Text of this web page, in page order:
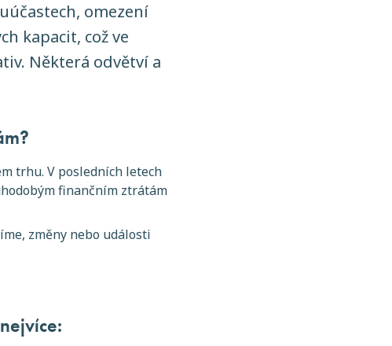
omezení
kapacit, což ve
Některá odvětví a
trhu. V posledních letech
finančním ztrátám
změny nebo události